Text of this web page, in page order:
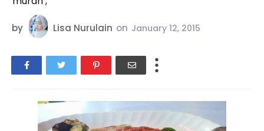
by Lisa Nurulain on January 12, 2015